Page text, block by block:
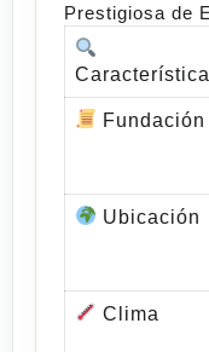
Prestigiosa de
Característica
Fundación
Ubicación
Clima